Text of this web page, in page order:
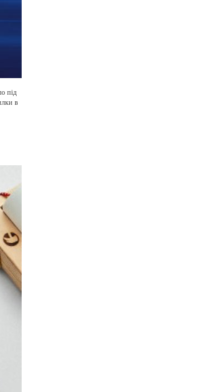
під
в